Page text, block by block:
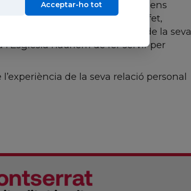
«un d’aquests homes que ens
visqué amb nosaltres». De fet,
testimonis de la seva fe i de la seva
hauríem de fer servir per
de la seva relació personal
Acceptar-ho tot